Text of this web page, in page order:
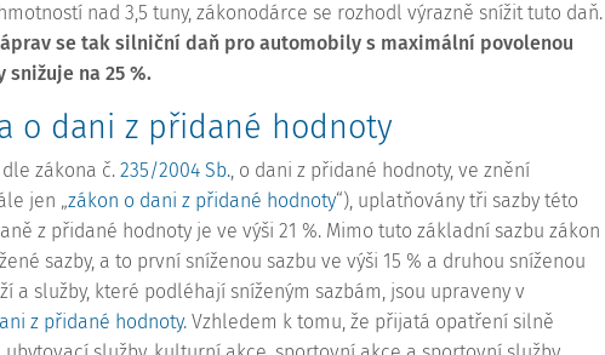
nad 3,5 tuny, zákonodárce se rozhodl výrazně snížit tuto daň.
se tak silniční daň pro automobily s maximální povolenou
snižuje na 25 %.
o dani z přidané hodnoty
zákona č. 235/2004 Sb., o dani z přidané hodnoty, ve znění
jen „zákon o dani z přidané hodnoty“), uplatňovány tři sazby této
z přidané hodnoty je ve výši 21 %. Mimo tuto základní sazbu zákon
sazby, a to první sníženou sazbu ve výši 15 % a druhou sníženou
a služby, které podléhají sníženým sazbám, jsou upraveny v
z přidané hodnoty. Vzhledem k tomu, že přijatá opatření silně